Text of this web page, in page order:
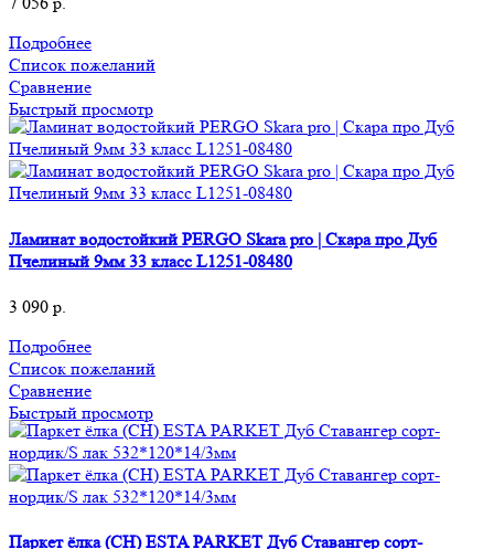
Подробнее
Список пожеланий
Сравнение
Быстрый просмотр
Ламинат водостойкий PERGO Skara pro | Скара про Дуб
Пчелиный 9мм 33 класс L1251-08480
3 090 р.
Подробнее
Список пожеланий
Сравнение
Быстрый просмотр
Паркет ёлка (CH) ESTA PARKET Дуб Ставангер сорт-